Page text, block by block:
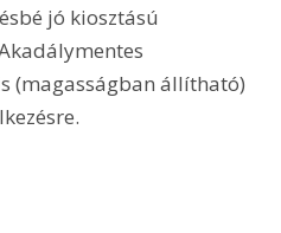
jó kiosztású
(magasságban állítható)